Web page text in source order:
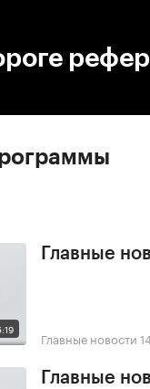
Главные
Главные новости
Главные